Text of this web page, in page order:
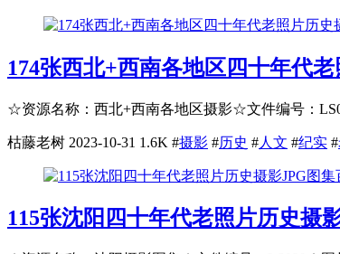
174张西北+西南各地区四十年代
☆资源名称：西北+西南各地区摄影☆文件编号：
枯藤老树 2023-10-31 1.6K #摄影 #历史 #人文 #纪实 #
115张沈阳四十年代老照片历史摄